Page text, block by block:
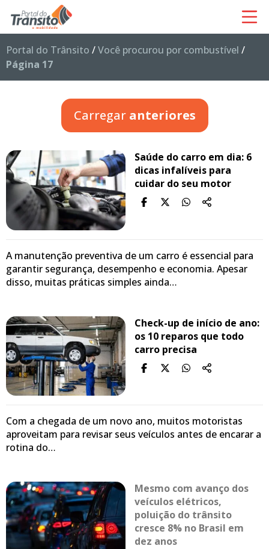
Portal do Trânsito /Você procurou por combustível /
Página 17
Carregar anteriores
Saúde do carro em dia: 6
dicas infalíveis para
cuidar do seu motor
A manutenção preventiva de um carro é essencial para
garantir segurança, desempenho e economia. Apesar
disso, muitas práticas simples ainda…
Check-up de início de ano:
os 10 reparos que todo
carro precisa
Com a chegada de um novo ano, muitos motoristas
aproveitam para revisar seus veículos antes de encarar a
rotina do…
Mesmo com avanço dos
veículos elétricos,
poluição do trânsito
cresce 8% no Brasil em
dez anos